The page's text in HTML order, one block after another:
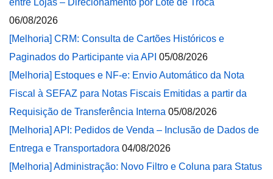
entre Lojas – Direcionamento por Lote de Troca
06/08/2026
[Melhoria] CRM: Consulta de Cartões Históricos e
Paginados do Participante via API 05/08/2026
[Melhoria] Estoques e NF-e: Envio Automático da Nota
Fiscal à SEFAZ para Notas Fiscais Emitidas a partir da
Requisição de Transferência Interna 05/08/2026
[Melhoria] API: Pedidos de Venda – Inclusão de Dados de
Entrega e Transportadora 04/08/2026
[Melhoria] Administração: Novo Filtro e Coluna para Status